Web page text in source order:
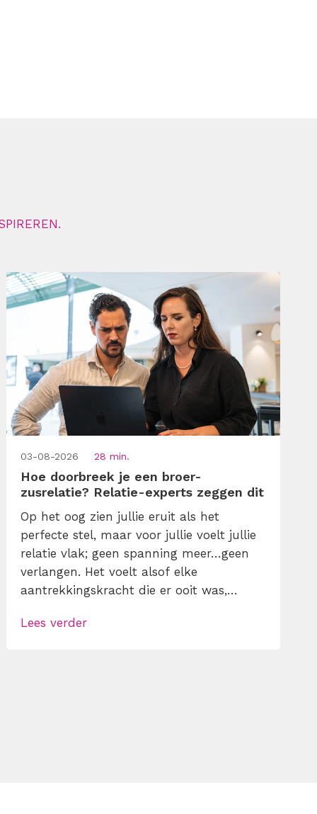
03-08-2026 28 min.
Hoe doorbreek je een broer-
zusrelatie? Relatie-experts zeggen dit
Op het oog zien jullie eruit als het
perfecte stel, maar voor jullie voelt jullie
relatie vlak; geen spanning meer…geen
verlangen. Het voelt alsof elke
aantrekkingskracht die er ooit was,
er iets mis tussen jullie? Relaties hebben
Lees verder